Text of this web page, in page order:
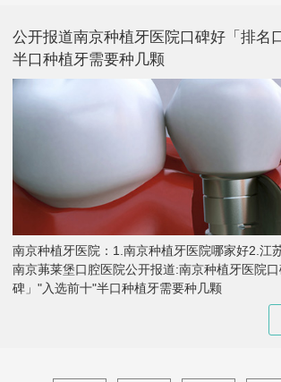
公开报道南京种植牙医院口碑好「排名
半口种植牙需要种几颗
南京种植牙医院：1.南京种植牙医院哪家好2.江
南京茀莱堡口腔医院公开报道:南京种植牙医院
碑」"入选前十"半口种植牙需要种几颗